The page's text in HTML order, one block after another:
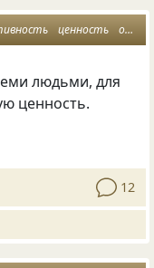
ценность обесценивание
людьми, для
ценность.
12